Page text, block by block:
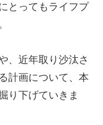
とってもライフプ
、近年取り沙汰さ
計画について、本
り下げていきま